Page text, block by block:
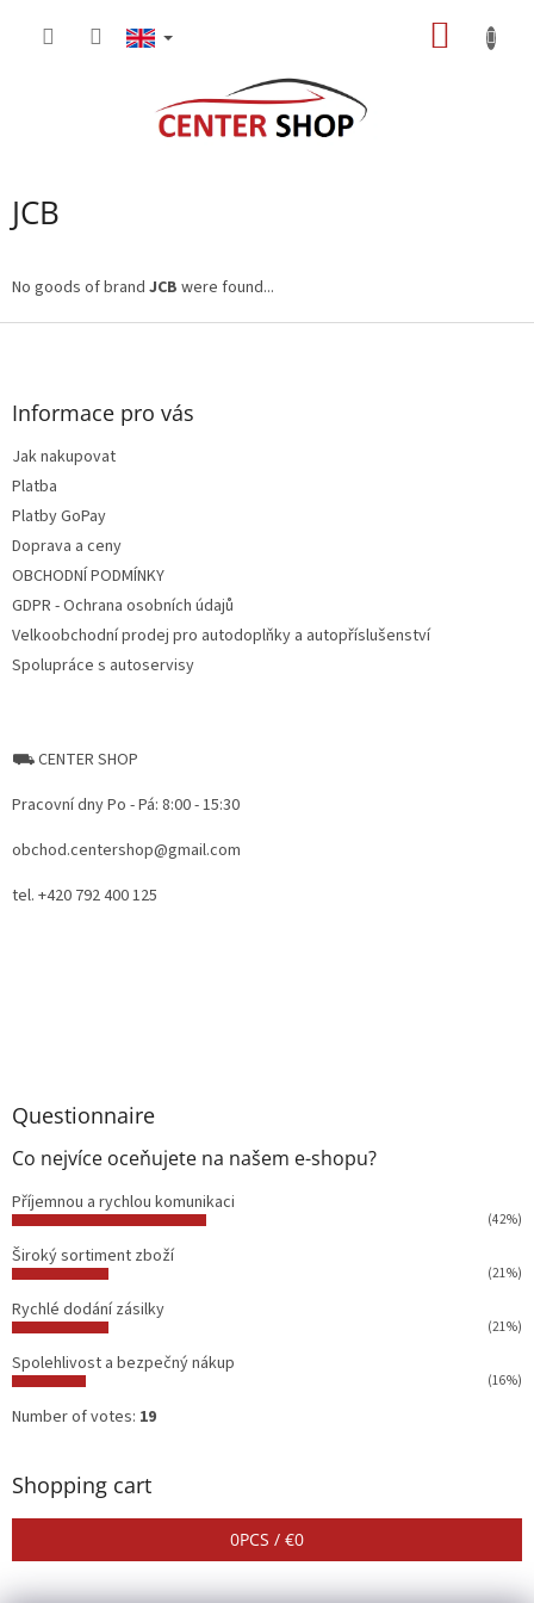
JCB
No goods of brand JCB were found...
F
Informace pro vás
Jak nakupovat
Platba
Platby GoPay
Doprava a ceny
OBCHODNÍ PODMÍNKY
GDPR - Ochrana osobních údajů
Velkoobchodní prodej pro autodoplňky a autopříslušenství
Spolupráce s autoservisy
⛟ CENTER SHOP
Pracovní dny Po - Pá: 8:00 - 15:30
obchod.centershop@gmail.com
tel. +420 792 400 125
Questionnaire
Co nejvíce oceňujete na našem e-shopu?
Příjemnou a rychlou komunikaci
(42%)
Široký sortiment zboží
(21%)
Rychlé dodání zásilky
(21%)
Spolehlivost a bezpečný nákup
(16%)
Number of votes: 19
Shopping cart
0PCS / €0